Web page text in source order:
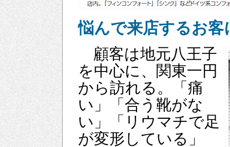
悩んで来店するお
顧客は地元八王子
を中心に、関東一円
から訪れる。「痛
い」「合う靴がな
い」「リウマチで足
が変形している」